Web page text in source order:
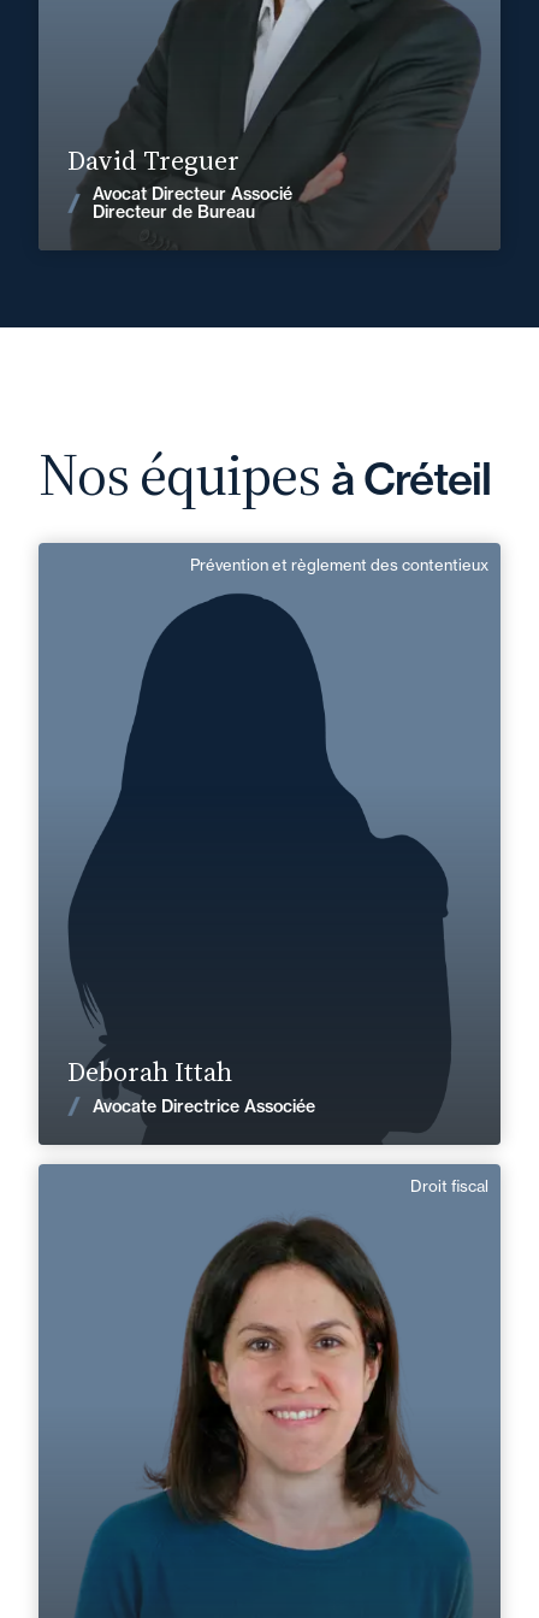
David Treguer
Avocat Directeur Associé
Directeur de BureauVoir les actualités
Nos équipes à Créteil
Deborah Ittah
Avocate Directrice Associée
Prévention et règlement des contentieux
Deborah Ittah
Domaine d’expertises :
Prévention et règlement des contentieux
+33 1 45 13 12 60
deborah.ittah@fidal.com
Voir les actualités
Droit fiscal
Johanna Flament
Directrice de Mission
Langue(s) parlé(es) :
Français
Domaine d’expertises :
Droit fiscal
Créteil
+33 1 45 13 12 60
johanna.flament@fidal.com